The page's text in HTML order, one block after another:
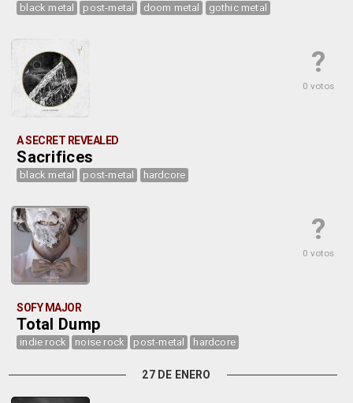
black metal post-metal doom metal gothic metal
?
0 votos
A SECRET REVEALED
Sacrifices
black metal post-metal hardcore
?
0 votos
SOFY MAJOR
Total Dump
indie rock noise rock post-metal hardcore
27 DE ENERO